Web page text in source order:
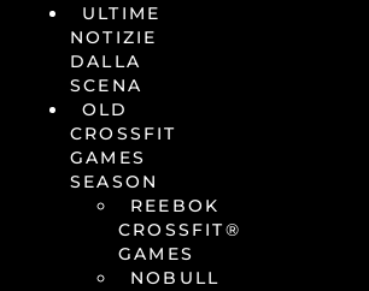
ULTIME
NOTIZIE
DALLA
SCENA
OLD
CROSSFIT
GAMES
SEASON
REEBOK
CROSSFIT®
GAMES
NOBULL